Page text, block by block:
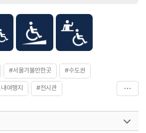
#서울가볼만한곳 #수도권
여행지 #전시관